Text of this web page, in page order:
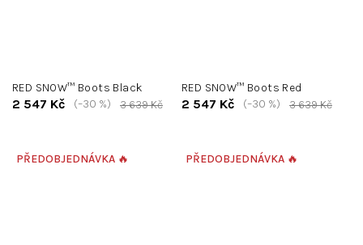
RED SNOW™ Boots Black
2 547 Kč 3 639 Kč
(–30 %)
RED SNOW™ Boots Red
2 547 Kč 3 639 Kč
(–30 %)
PŘEDOBJEDNÁVKA 🔥 PŘEDOBJEDNÁVKA 🔥